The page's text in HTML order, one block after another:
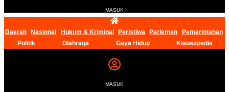
MASUK
Daerah Nasional Hukum & Kriminal Peristiwa Parlemen
Pemerintahan
Politik
Olahraga Gaya Hidup Klausapedia
MASUK